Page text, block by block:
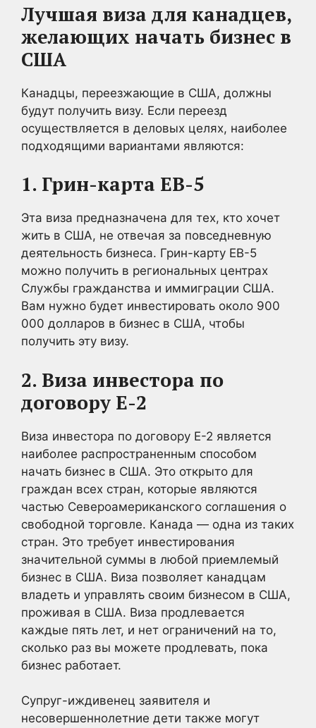
Лучшая виза для канадцев,
желающих начать бизнес в
США
Канадцы, переезжающие в США, должны
будут получить визу. Если переезд
осуществляется в деловых целях, наиболее
подходящими вариантами являются:
1. Грин-карта EB-5
Эта виза предназначена для тех, кто хочет
жить в США, не отвечая за повседневную
деятельность бизнеса. Грин-карту EB-5
можно получить в региональных центрах
Службы гражданства и иммиграции США.
Вам нужно будет инвестировать около 900
000 долларов в бизнес в США, чтобы
получить эту визу.
2. Виза инвестора по
договору E-2
Виза инвестора по договору E-2 является
наиболее распространенным способом
начать бизнес в США. Это открыто для
граждан всех стран, которые являются
частью Североамериканского соглашения о
свободной торговле. Канада — одна из таких
стран. Это требует инвестирования
значительной суммы в любой приемлемый
бизнес в США. Виза позволяет канадцам
владеть и управлять своим бизнесом в США,
проживая в США. Виза продлевается
каждые пять лет, и нет ограничений на то,
сколько раз вы можете продлевать, пока
бизнес работает.
Супруг-иждивенец заявителя и
несовершеннолетние дети также могут